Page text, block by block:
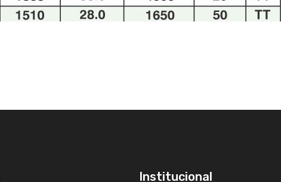
Institucional